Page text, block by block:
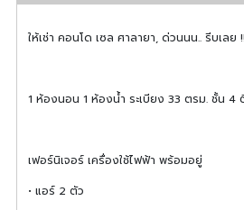
ให้เช่า คอนโด เซล ศาลายา, ด่วนนน.. รีบเลย !!
1 ห้องนอน 1 ห้องน้ำ ระเบียง 33 ตรม. ชั้น 4
เฟอร์นิเจอร์ เครื่องใช้ไฟฟ้า พร้อมอยู่
• แอร์ 2 ตัว